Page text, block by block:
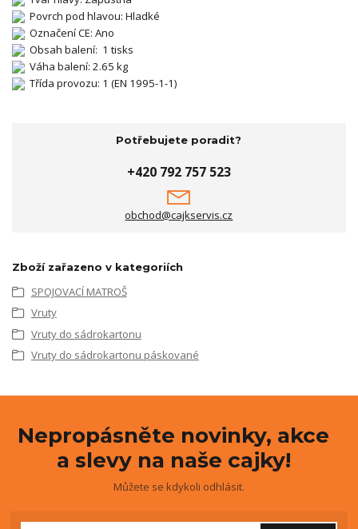
Povrch pod hlavou: Hladké
Označení CE: Ano
Obsah balení: 1 tisks
Váha balení: 2.65 kg
Třída provozu: 1 (EN 1995-1-1)
Potřebujete poradit?
+420 792 757 523
obchod@cajkservis.cz
Zboží zařazeno v kategoriích
SPOJOVACÍ MATROŠ
Vruty
Vruty do sádrokartonu
Vruty do sádrokartonu páskované
Nepropásněte novinky, akce
a slevy na naše cajky!
Můžete se kdykoli odhlásit.